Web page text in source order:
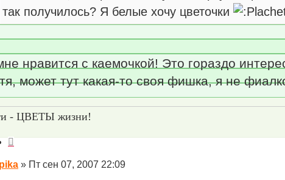
так получилось? Я белые хочу цветочки
нравится с каемочкой! Это гораздо
может тут какая-то своя фишка, я не
- ЦВЕТЫ жизни!
Цитата
» Пт сен 07, 2007 22:09